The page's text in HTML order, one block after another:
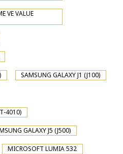
VE VALUE
SAMSUNG GALAXY J1 (J100)
4010)
GALAXY J5 (J500)
MICROSOFT LUMIA 532